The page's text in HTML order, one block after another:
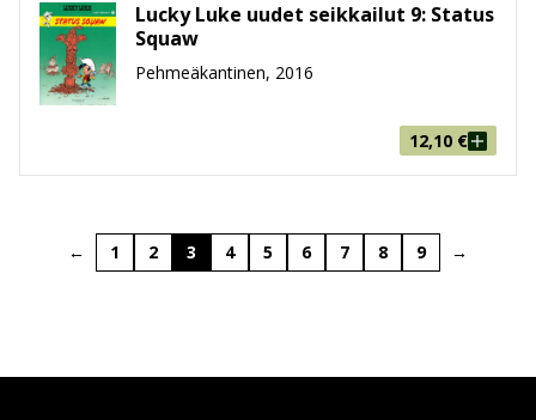
Lucky Luke uudet seikkailut 9: Status
Squaw
Pehmeäkantinen, 2016
12,10 €
← 1 2 3 4 5 6 7 8 9 →